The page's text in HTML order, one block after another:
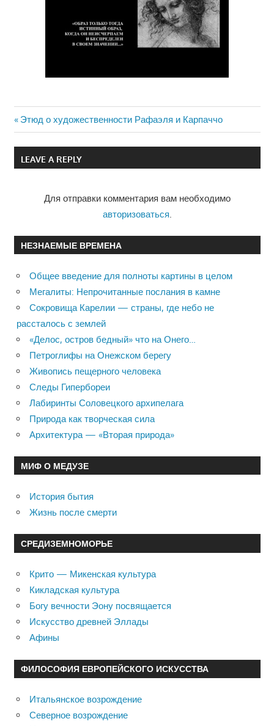
Навигация
по
Previous
Post:
Этюд о художественности Рафаэля и Карпаччо
LEAVE A REPLY
Для отправки комментария вам необходимо
авторизоваться
НЕЗНАЕМЫЕ ВРЕМЕНА
Общее введение для полноты картины в целом
Мегалиты: Непрочитанные послания в камне
Сокровища Карелии — страны, где небо не
рассталось с землей
«Делос, остров бедный» что на Онего…
Петроглифы на Онежском берегу
Живопись пещерного человека
Следы Гипербореи
Лабиринты Соловецкого архипелага
Природа как творческая сила
Архитектура — «Вторая природа»
МИФ О МЕДУЗЕ
История бытия
Жизнь после смерти
СРЕДИЗЕМНОМОРЬЕ
Крито — Микенская культура
Кикладская культура
Богу вечности Эону посвящается
Искусство древней Эллады
Афины
ФИЛОСОФИЯ ЕВРОПЕЙСКОГО ИСКУССТВА
Итальянское возрождение
Северное возрождение